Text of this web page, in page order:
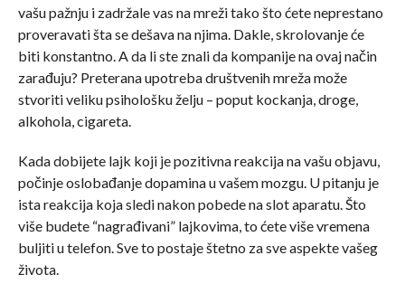
vašu pažnju i zadržale vas na mreži tako što ćete neprestano
proveravati šta se dešava na njima. Dakle, skrolovanje će
biti konstantno. A da li ste znali da kompanije na ovaj način
zarađuju? Preterana upotreba društvenih mreža može
stvoriti veliku psihološku želju – poput kockanja, droge,
alkohola, cigareta.
Kada dobijete lajk koji je pozitivna reakcija na vašu objavu,
počinje oslobađanje dopamina u vašem mozgu. U pitanju je
ista reakcija koja sledi nakon pobede na slot aparatu. Što
više budete “nagrađivani” lajkovima, to ćete više vremena
buljiti u telefon. Sve to postaje štetno za sve aspekte vašeg
života.